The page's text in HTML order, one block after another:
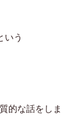
いう
的な話をしま